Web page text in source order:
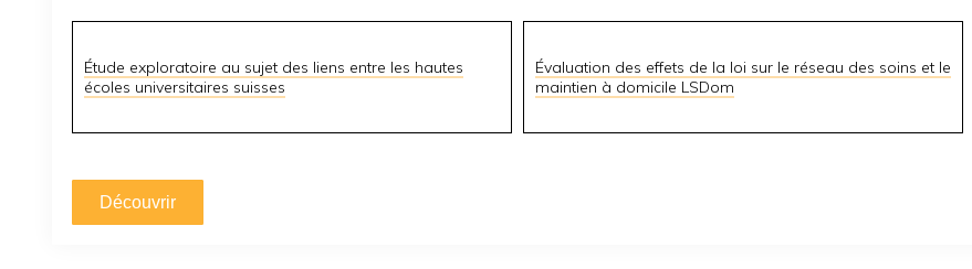
Étude exploratoire au sujet des liens entre les hautes
écoles universitaires suisses
Évaluation des effets de la loi sur le réseau des soins et le
maintien à domicile LSDom
Découvrir